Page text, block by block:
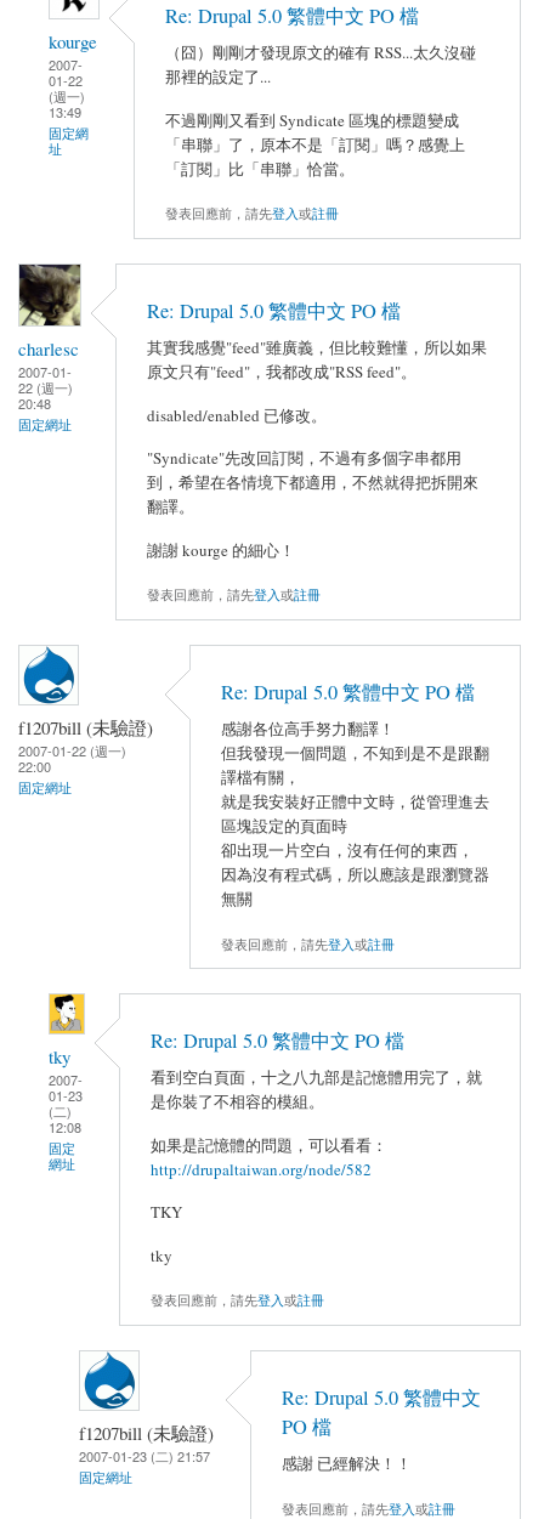
kourge
2007-
01-22
(週一)
13:49
固定網
址
Re: Drupal 5.0 繁體中文 PO 檔
（囧）剛剛才發現原文的確有 RSS...太久沒碰
那裡的設定了...
不過剛剛又看到 Syndicate 區塊的標題變成
「串聯」了，原本不是「訂閱」嗎？感覺上
「訂閱」比「串聯」恰當。
發表回應前，請先登入或註冊
charlesc
2007-01-
22 (週一)
20:48
固定網址
Re: Drupal 5.0 繁體中文 PO 檔
其實我感覺"feed"雖廣義，但比較難懂，所以如果
原文只有"feed"，我都改成"RSS feed"。
disabled/enabled 已修改。
"Syndicate"先改回訂閱，不過有多個字串都用
到，希望在各情境下都適用，不然就得把拆開來
翻譯。
謝謝 kourge 的細心！
發表回應前，請先登入或註冊
f1207bill (未驗證)
2007-01-22 (週一)
22:00
固定網址
Re: Drupal 5.0 繁體中文 PO 檔
感謝各位高手努力翻譯！
但我發現一個問題，不知到是不是跟翻
譯檔有關，
就是我安裝好正體中文時，從管理進去
區塊設定的頁面時
卻出現一片空白，沒有任何的東西，
因為沒有程式碼，所以應該是跟瀏覽器
無關
發表回應前，請先登入或註冊
tky
2007-
01-23
(二)
12:08
固定
網址
Re: Drupal 5.0 繁體中文 PO 檔
看到空白頁面，十之八九部是記憶體用完了，就
是你裝了不相容的模組。
如果是記憶體的問題，可以看看：
http://drupaltaiwan.org/node/582
TKY
tky
發表回應前，請先登入或註冊
f1207bill (未驗證)
2007-01-23 (二) 21:57
固定網址
Re: Drupal 5.0 繁體中文
PO 檔
感謝 已經解決！！
發表回應前，請先登入或註冊